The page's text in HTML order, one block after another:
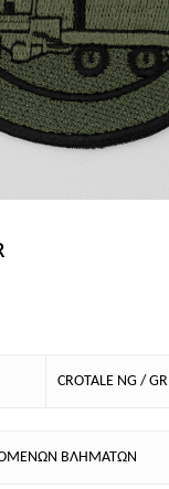
CROTALE NG / GR
ΒΛΗΜΑΤΩΝ